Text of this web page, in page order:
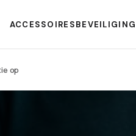
ACCESSOIRESBEVEILIGING
op